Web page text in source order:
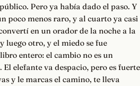
Pero ya había dado el paso. Y
poco menos raro, y al cuarto ya casi
en un orador de la noche a la
luego otro, y el miedo se fue
entero: el cambio no es un
El elefante va despacio, pero es fuerte
y le marcas el camino, te lleva